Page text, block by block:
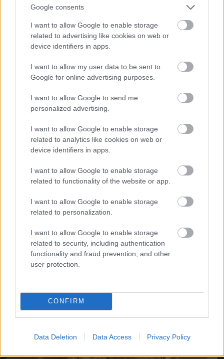
Google consents
I want to allow Google to enable storage
related to advertising like cookies on web or
device identifiers in apps.
I want to allow my user data to be sent to
Google for online advertising purposes.
I want to allow Google to send me
personalized advertising.
I want to allow Google to enable storage
related to analytics like cookies on web or
device identifiers in apps.
I want to allow Google to enable storage
related to functionality of the website or app.
I want to allow Google to enable storage
related to personalization.
I want to allow Google to enable storage
related to security, including authentication
functionality and fraud prevention, and other
user protection.
CONFIRM
Data Deletion Data Access Privacy Policy
Jön még kép!